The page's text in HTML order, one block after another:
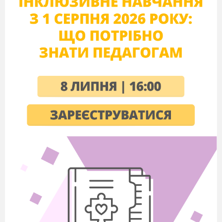
Нехай усі, хто з нами, знову
Пізнають радість й щастя зліт.
Нехай в полон візьме кохання,
І кожен з нас відчує сам,
Як почуття це,
нове й давнє,
Життя наповнить змістом нам.
є слово більш прекрасне і ніжне?! У матері
добрі та лагідні руки, найвірніше серце – в
ньому ніколи не згасає любов, воно ніколи не
залишається байдужим.
Серед усіх людей вона вам
наймиліша,
стомлене обличчя її для вас завжди
прекрасне, і тільки в неї
ви шукаєте захисту і
поради. Бо вона – ваша мати.